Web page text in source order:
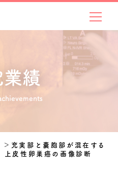
績
＞ 充実部と囊胞部が混在する
皮性卵巣癌の画像診断